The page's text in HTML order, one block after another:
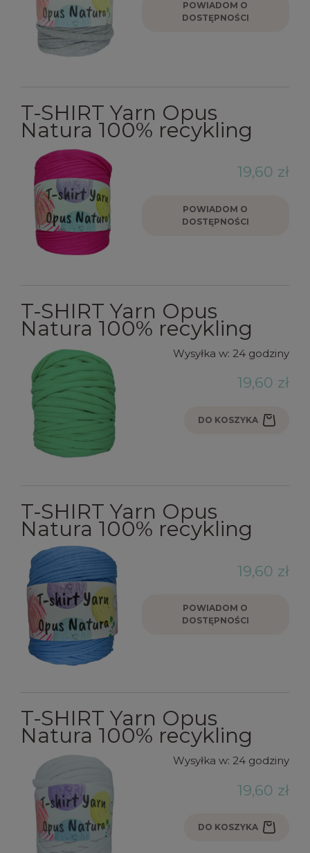
POWIADOM O
DOSTĘPNOŚCI
T-SHIRT Yarn Opus
Natura 100% recykling
19,60 zł
POWIADOM O
DOSTĘPNOŚCI
T-SHIRT Yarn Opus
Natura 100% recykling
Wysyłka w: 24 godziny
19,60 zł
DO KOSZYKA
T-SHIRT Yarn Opus
Natura 100% recykling
19,60 zł
POWIADOM O
DOSTĘPNOŚCI
T-SHIRT Yarn Opus
Natura 100% recykling
Wysyłka w: 24 godziny
19,60 zł
DO KOSZYKA